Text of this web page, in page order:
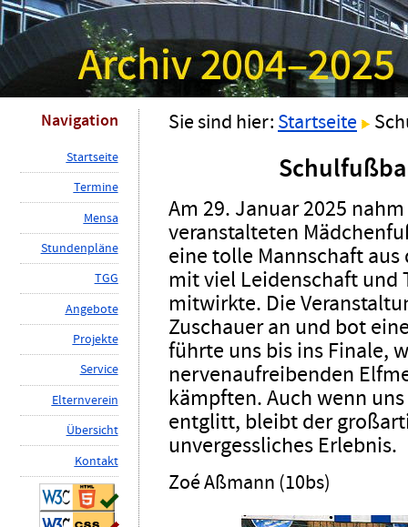
Navigation
Startseite
Termine
Mensa
Stundenpläne
TGG
Angebote
Projekte
Service
Elternverein
Übersicht
Kontakt
Sie sind hier: Startseite
Am 29. Januar 2025
veranstalteten
eine tolle Mannschaft
mit viel Leidenschaft und
mitwirkte. Die
Zuschauer an und bot
führte uns bis ins Finale,
nervenaufreibenden
kämpften. Auch wenn
entglitt, bleibt der
unvergessliches Erlebnis.
Zoé Aßmann (10bs)